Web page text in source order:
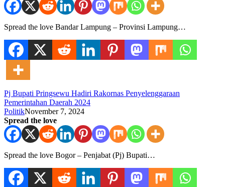
Spread the love Bandar Lampung – Provinsi Lampung…
Pj Bupati Pringsewu Hadiri Rakornas Penyelenggaraan
Pemerintahan Daerah 2024
PolitikNovember 7, 2024
Spread the love
Spread the love Bogor – Penjabat (Pj) Bupati…